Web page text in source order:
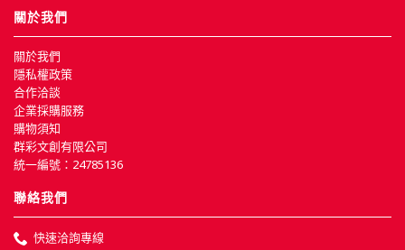
關於我們
關於我們
隱私權政策
合作洽談
企業採購服務
購物須知
群彩文創有限公司
統一編號：24785136
聯絡我們
快速洽詢專線